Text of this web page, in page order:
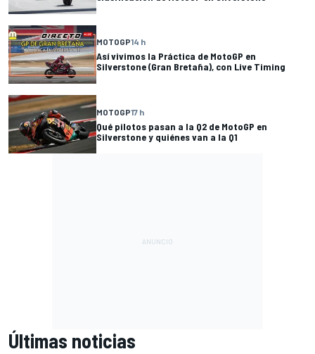
MOTOGP14 h
Así vivimos la Práctica de MotoGP en
Silverstone (Gran Bretaña), con Live Timing
MOTOGP17 h
Qué pilotos pasan a la Q2 de MotoGP en
Silverstone y quiénes van a la Q1
Últimas noticias